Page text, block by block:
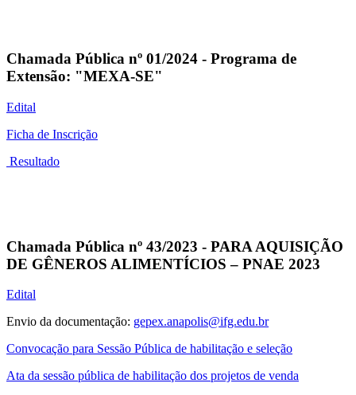
Chamada Pública nº 01/2024 - Programa de
Extensão: "MEXA-SE"
Edital
Ficha de Inscrição
Resultado
Chamada Pública nº 43/2023 - PARA AQUISIÇÃO
DE GÊNEROS ALIMENTÍCIOS – PNAE 2023
Edital
Envio da documentação: gepex.anapolis@ifg.edu.br
Convocação para Sessão Pública de habilitação e seleção
Ata da sessão pública de habilitação dos projetos de venda